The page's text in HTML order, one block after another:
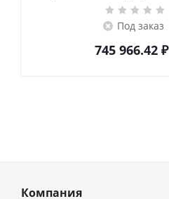
Под заказ
745 966.42₽
Компания